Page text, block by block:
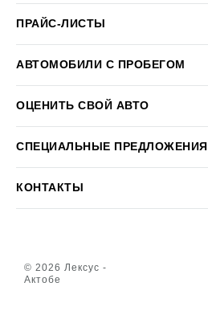
ПРАЙС-ЛИСТЫ
АВТОМОБИЛИ С ПРОБЕГОМ
ОЦЕНИТЬ СВОЙ АВТО
СПЕЦИАЛЬНЫЕ ПРЕДЛОЖЕНИЯ
КОНТАКТЫ
© 2026 Лексус -
Актобе